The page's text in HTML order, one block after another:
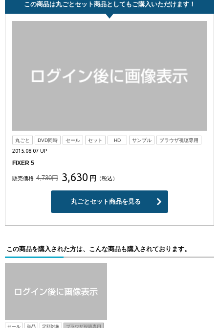
この商品は丸ごとセット商品としてもご購入いただけます！
丸ごと DVD同時 セール セット HD サンプル ブラウザ視聴専用
2015.08.07 UP
FIXER 5
販売価格 4,730円 3,630 円 （税込）
丸ごとセット商品を見る
この商品を購入された方は、こんな商品も購入されております。
セール 単品 定額対象 ブラウザ視聴専用